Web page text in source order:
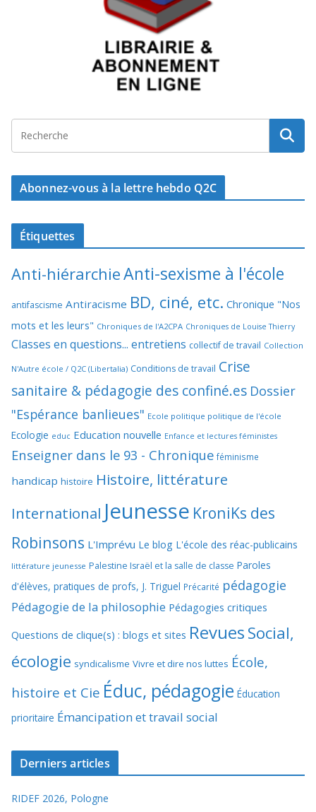
Abonnez-vous à la lettre hebdo Q2C
Étiquettes
Anti-hiérarchieAnti-sexisme à l'école
antifascisme Antiracisme BD, ciné, etc. Chronique "Nos
mots et les leurs" Chroniques de l'A2CPA Chroniques de Louise Thierry
Classes en questions... entretiens collectif de travail Collection
N'Autre école / Q2C (Libertalia) Conditions de travail Crise
sanitaire & pédagogie des confiné.es Dossier
"Espérance banlieues" Ecole politique politique de l'école
Ecologie educ Education nouvelle Enfance et lectures féministes
Enseigner dans le 93 - Chronique féminisme
handicap histoire Histoire, littérature
International Jeunesse KroniKs des
Robinsons L'Imprévu Le blog L'école des réac-publicains
littérature jeunesse Palestine Israël et la salle de classe Paroles
d'élèves, pratiques de profs, J. Triguel Précarité pédagogie
Pédagogie de la philosophie Pédagogies critiques
Questions de clique(s) : blogs et sites RevuesSocial,
écologie syndicalisme Vivre et dire nos luttes École,
histoire et Cie Éduc, pédagogie Éducation
prioritaire Émancipation et travail social
Derniers articles
RIDEF 2026, Pologne